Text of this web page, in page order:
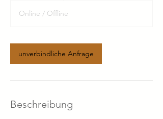
d
Online / Offline
unverbindliche Anfrage
Beschreibung